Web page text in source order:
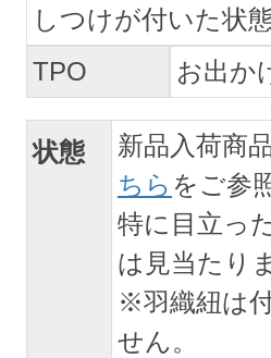
しつけが付いた状
TPO
お出か
状態 新品入荷商
ちら をご参
特に目立っ
は見当たり
※羽織紐は
せん。